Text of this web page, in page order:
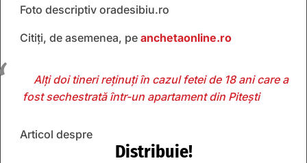
Foto descriptiv oradesibiu.ro
Citiți, de asemenea, pe anchetaonline.ro
Alți doi tineri reținuți în cazul fetei de 18 ani care a
fost sechestrată într-un apartament din Pitești
Articol despre
Distribuie!